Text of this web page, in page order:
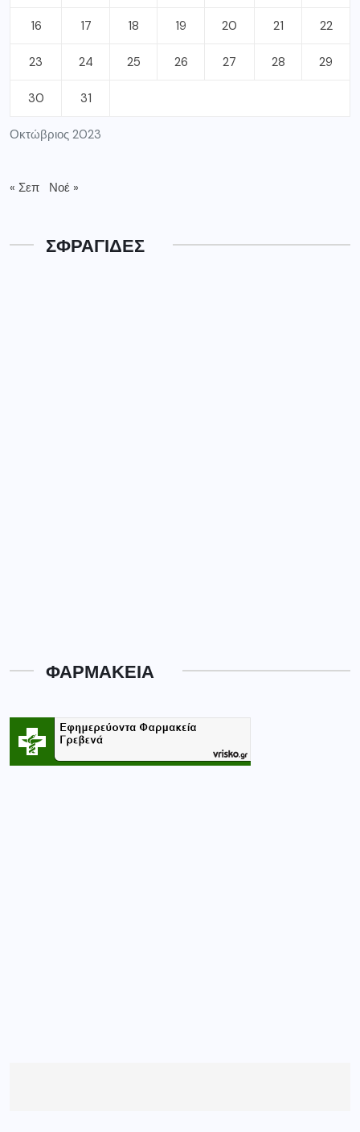
Οκτώβριος 2023
16 17 18 19 20 21 22
23 24 25 26 27 28 29
30 31
« Σεπ Νοέ »
ΣΦΡΑΓΙΔΕΣ
ΦΑΡΜΑΚΕΙΑ